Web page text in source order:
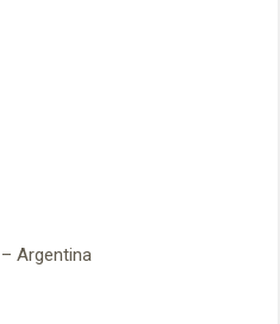
Argentina